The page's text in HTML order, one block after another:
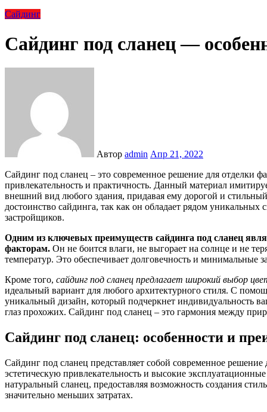
Сайдинг
Сайдинг под сланец —
Автор admin Апр 21, 2022
Сайдинг под сланец – это современное решение для отделки фасадов, которое сочетает в себе эстетическую
привлекательность и практичность. Данный материал
внешний вид любого здания, придавая ему дорогой и
достоинство сайдинга, так как он обладает рядом
застройщиков.
Одним из ключевых преимуществ сайдинга под сланец
факторам. Он не боится влаги, не выгорает на солнце и не
температур. Это обеспечивает долговечность и минимальные
Кроме того, сайдинг под сланец предлагает широкий выбор
идеальный вариант для любого архитектурного стиля. С
уникальный дизайн, который подчеркнет индивидуальность
глаз прохожих. Сайдинг под сланец – это гармония между
Сайдинг под сланец: особенности и
Сайдинг под сланец представляет собой современное решение
эстетическую привлекательность и высокие
натуральный сланец, предоставляя возможность создания
значительно меньших затратах.